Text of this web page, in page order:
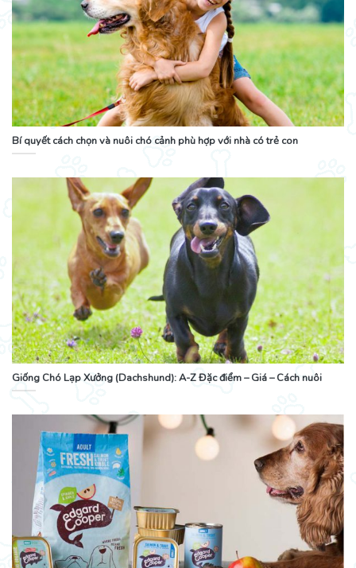
Bí quyết cách chọn và nuôi chó cảnh phù hợp với nhà có trẻ con
Giống Chó Lạp Xưởng (Dachshund): A-Z Đặc điểm – Giá – Cách nuôi